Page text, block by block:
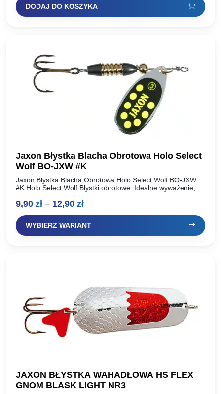
wynosiła:wynosi:
DODAJ DO KOSZYKA
Jaxon Błystka Blacha Obrotowa Holo Select
Wolf BO-JXW #K
Jaxon Błystka Blacha Obrotowa Holo Select Wolf BO-JXW
#K Holo Select Wolf Błystki obrotowe. Idealne wyważenie,
korpus. Elegancki, klasyczny design….
9,90 zł – 12,90 złZakres
cen:
od
WYBIERZ WARIANT
JAXON BŁYSTKA WAHADŁOWA HS FLEX
GNOM BLASK LIGHT NR3